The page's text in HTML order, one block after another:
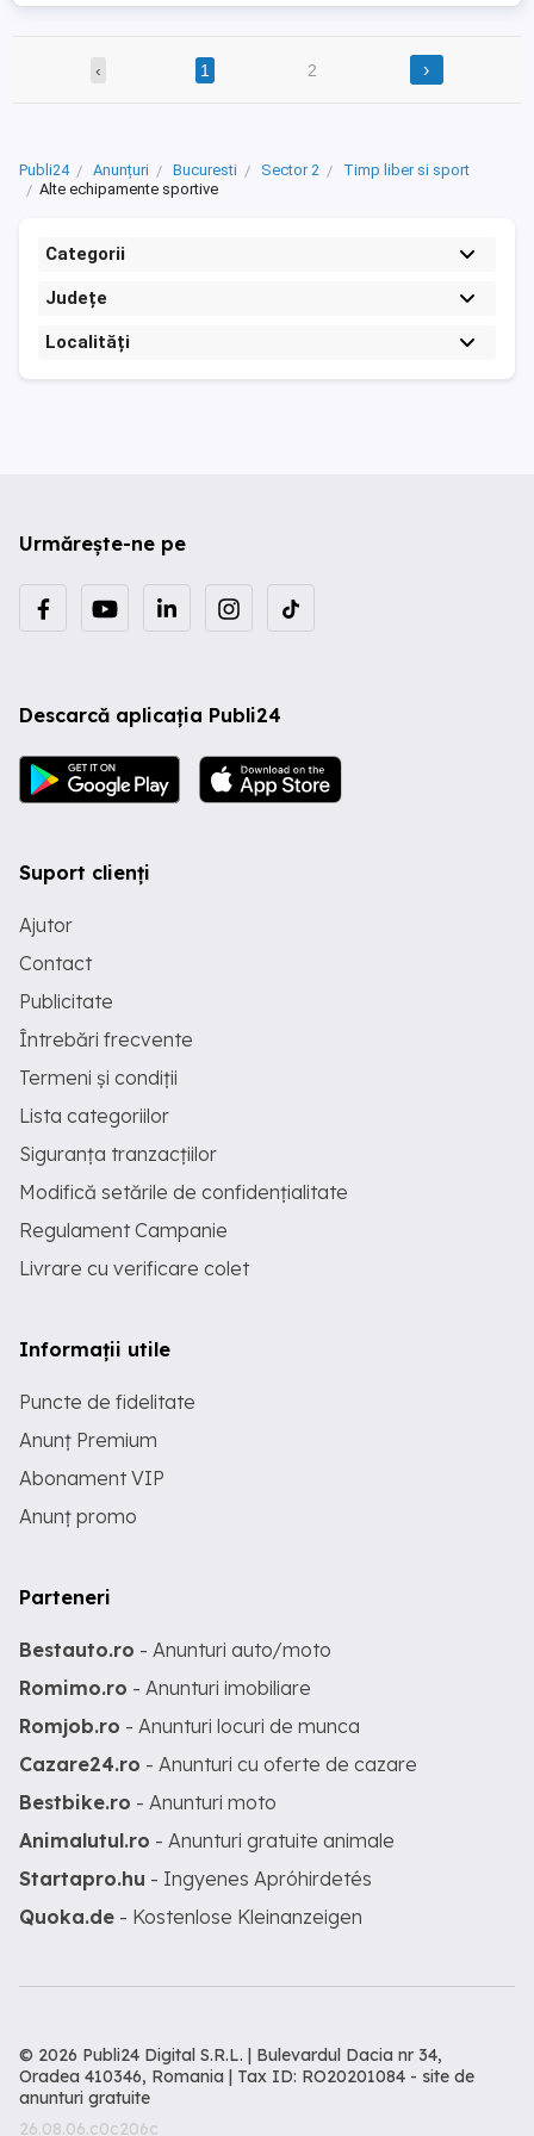
‹ 1 2 ›
Publi24 Anunțuri Bucuresti Sector 2
Timp liber si sport
Alte echipamente sportive
Categorii
Județe
Localități
Urmărește-ne pe
Descarcă aplicația Publi24
Suport clienți
Ajutor
Contact
Publicitate
Întrebări frecvente
Termeni și condiții
Lista categoriilor
Siguranța tranzacțiilor
Modifică setările de confidențialitate
Regulament Campanie
Livrare cu verificare colet
Informații utile
Puncte de fidelitate
Anunț Premium
Abonament VIP
Anunț promo
Parteneri
Bestauto.ro - Anunturi auto/moto
Romimo.ro - Anunturi imobiliare
Romjob.ro - Anunturi locuri de munca
Cazare24.ro - Anunturi cu oferte de cazare
Bestbike.ro - Anunturi moto
Animalutul.ro - Anunturi gratuite animale
Startapro.hu - Ingyenes Apróhirdetés
Quoka.de - Kostenlose Kleinanzeigen
© 2026 Publi24 Digital S.R.L. | Bulevardul Dacia nr 34,
Oradea 410346, Romania | Tax ID: RO20201084 - site de
anunturi gratuite
26.08.06.c0c206c